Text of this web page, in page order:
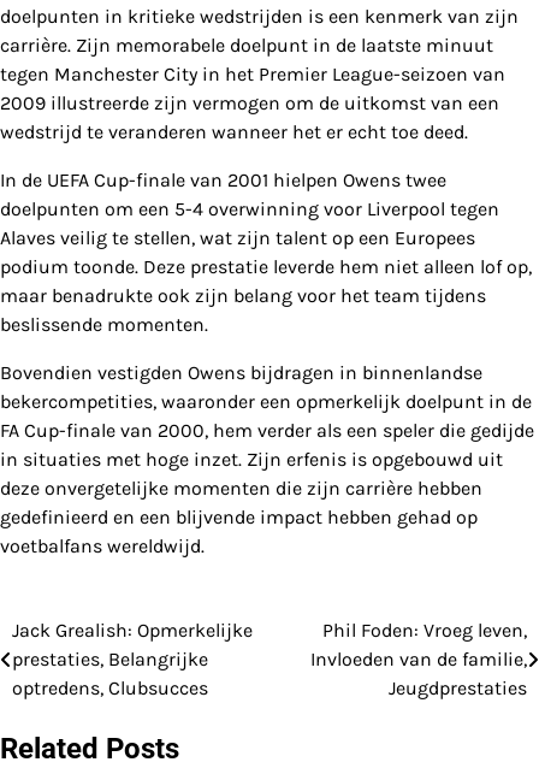
doelpunten in kritieke wedstrijden is een kenmerk van zijn
carrière. Zijn memorabele doelpunt in de laatste minuut
tegen Manchester City in het Premier League-seizoen van
2009 illustreerde zijn vermogen om de uitkomst van een
wedstrijd te veranderen wanneer het er echt toe deed.
In de UEFA Cup-finale van 2001 hielpen Owens twee
doelpunten om een 5-4 overwinning voor Liverpool tegen
Alaves veilig te stellen, wat zijn talent op een Europees
podium toonde. Deze prestatie leverde hem niet alleen lof op,
maar benadrukte ook zijn belang voor het team tijdens
beslissende momenten.
Bovendien vestigden Owens bijdragen in binnenlandse
bekercompetities, waaronder een opmerkelijk doelpunt in de
FA Cup-finale van 2000, hem verder als een speler die gedijde
in situaties met hoge inzet. Zijn erfenis is opgebouwd uit
deze onvergetelijke momenten die zijn carrière hebben
gedefinieerd en een blijvende impact hebben gehad op
voetbalfans wereldwijd.
Post
navigation
Jack Grealish: Opmerkelijke
prestaties, Belangrijke
optredens, Clubsucces
Phil Foden: Vroeg leven,
Invloeden van de familie,
Jeugdprestaties
Related Posts